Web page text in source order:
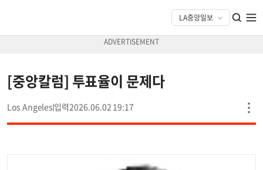
[중앙칼럼] 투표율이 문제다
Los Angeles 2026.06.02 19:17